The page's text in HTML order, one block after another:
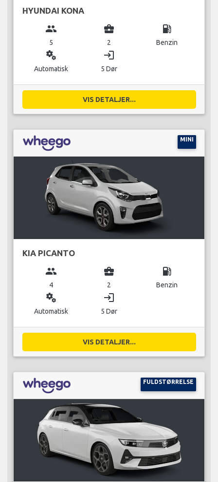
HYUNDAI KONA
group
5
business_center
2
local_gas_station
Benzin
miscellaneous_services
Automatisk
login
5 Dør
VIS DETALJER...
MINI
KIA PICANTO
group
4
business_center
2
local_gas_station
Benzin
miscellaneous_services
Automatisk
login
5 Dør
VIS DETALJER...
FULDSTØRRELSE